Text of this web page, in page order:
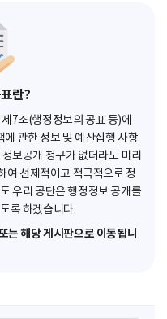
란?
7조(행정정보의 공표 등)에
관한 정보 및 예산집행 사항
보공개 청구가 없더라도 미리
여 선제적이고 적극적으로 정
우리 공단은 행정정보 공개를
록 하겠습니다.
는 해당 게시판으로 이동됩니